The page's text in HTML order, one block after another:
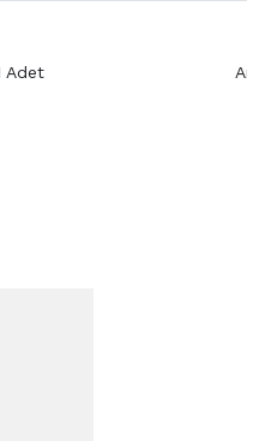
Adet